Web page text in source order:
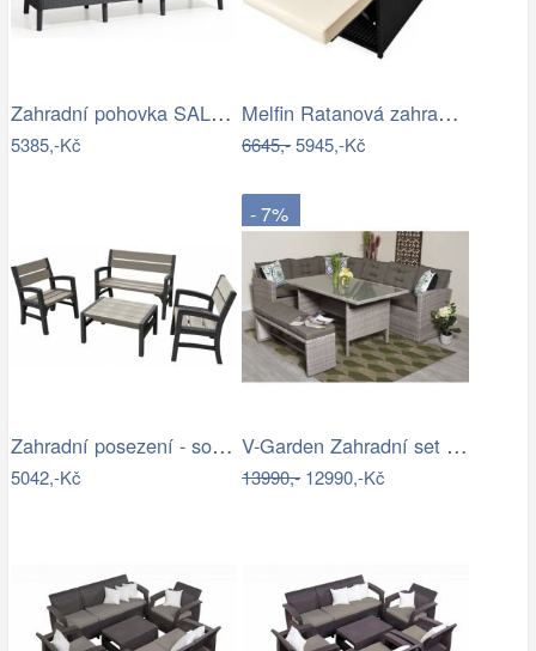
Zahradní pohovka SALEMO 3 Allibert
5385,-Kč
Melfin Ratanová zahradní sestava VENDY…
6645,-5945,-Kč
Zahradní posezení - souprava - UZN
5042,-Kč
- 7%
V-Garden Zahradní set TUNIS SET 6
13990,-12990,-Kč